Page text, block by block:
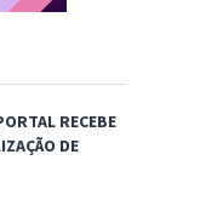
RECEBE
DE